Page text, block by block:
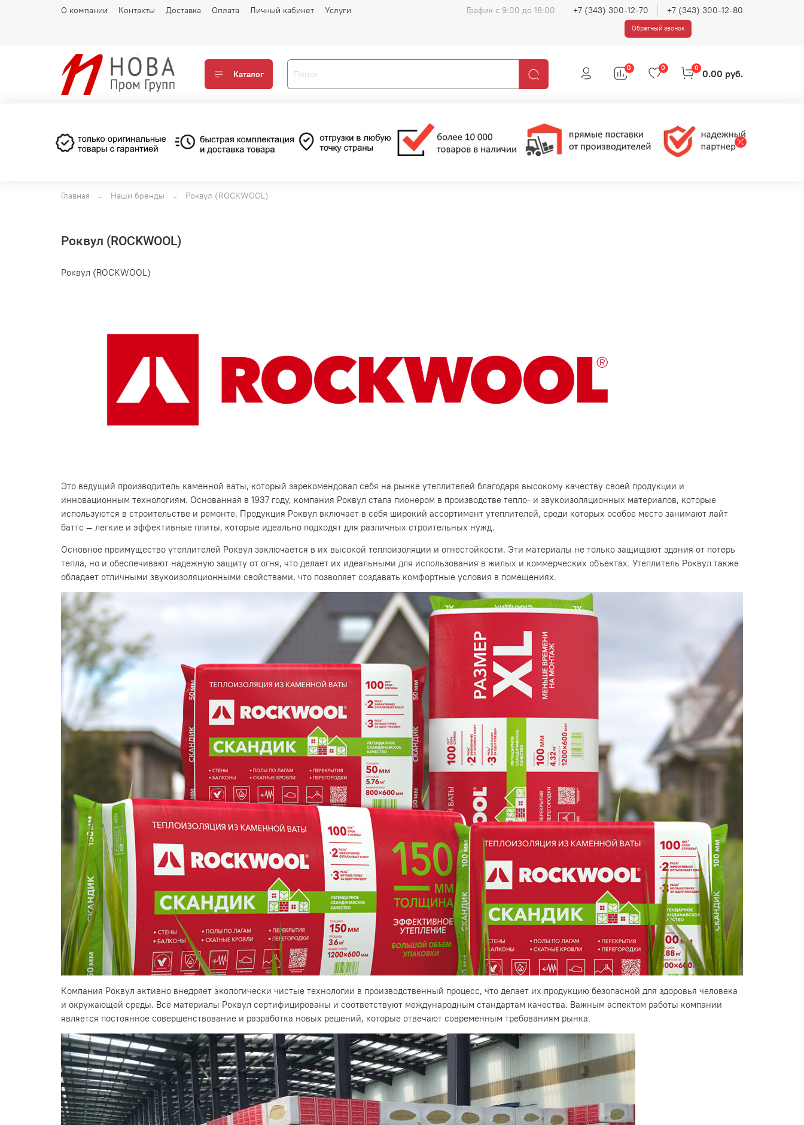
О компании Контакты Доставка Оплата Личный кабинет Услуги График с 9:00 до 18:00 +7 (343) 300-12-70 +7 (343) 300-12-80
Обратный звонок
Каталог
0 0 0 0.00 руб.
Главная Наши бренды Роквул (ROCKWOOL)
Роквул (ROCKWOOL)
Роквул (ROCKWOOL)
Это ведущий производитель каменной ваты, который зарекомендовал себя на рынке утеплителей благодаря высокому качеству своей продукции и
инновационным технологиям. Основанная в 1937 году, компания Роквул стала пионером в производстве тепло- и звукоизоляционных материалов, которые
используются в строительстве и ремонте. Продукция Роквул включает в себя широкий ассортимент утеплителей, среди которых особое место занимают лайт
баттс — легкие и эффективные плиты, которые идеально подходят для различных строительных нужд.
Основное преимущество утеплителей Роквул заключается в их высокой теплоизоляции и огнестойкости. Эти материалы не только защищают здания от потерь
тепла, но и обеспечивают надежную защиту от огня, что делает их идеальными для использования в жилых и коммерческих объектах. Утеплитель Роквул также
обладает отличными звукоизоляционными свойствами, что позволяет создавать комфортные условия в помещениях.
Компания Роквул активно внедряет экологически чистые технологии в производственный процесс, что делает их продукцию безопасной для здоровья человека
и окружающей среды. Все материалы Роквул сертифицированы и соответствуют международным стандартам качества. Важным аспектом работы компании
является постоянное совершенствование и разработка новых решений, которые отвечают современным требованиям рынка.